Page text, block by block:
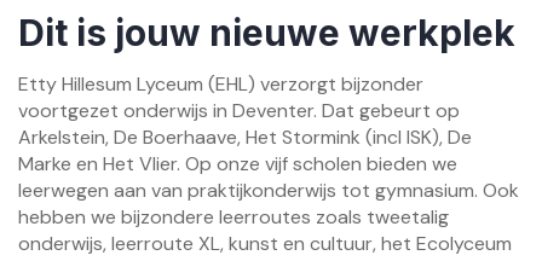
Dit is jouw nieuwe werkplek
Etty Hillesum Lyceum (EHL) verzorgt bijzonder
voortgezet onderwijs in Deventer. Dat gebeurt op
Arkelstein, De Boerhaave, Het Stormink (incl ISK), De
Marke en Het Vlier. Op onze vijf scholen bieden we
leerwegen aan van praktijkonderwijs tot gymnasium. Ook
hebben we bijzondere leerroutes zoals tweetalig
onderwijs, leerroute XL, kunst en cultuur, het Ecolyceum